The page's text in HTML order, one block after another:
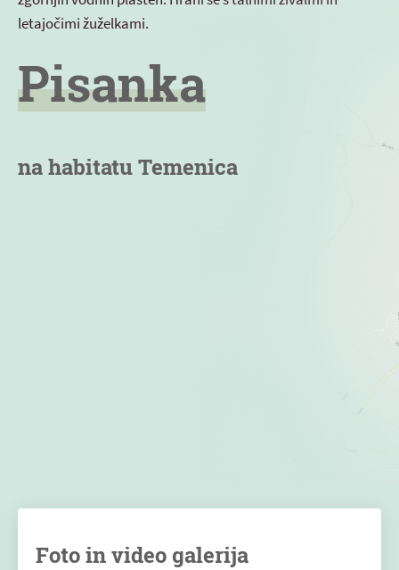
letajočimi žuželkami.
Pisanka
na habitatu Temenica
Foto in video galerija